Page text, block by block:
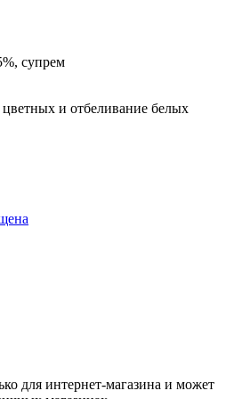
супрем
и отбеливание белых
для интернет-магазина и может